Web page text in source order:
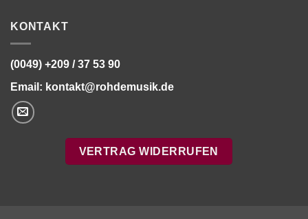
KONTAKT
(0049) +209 / 37 53 90
Email: kontakt@rohdemusik.de
VERTRAG WIDERRUFEN